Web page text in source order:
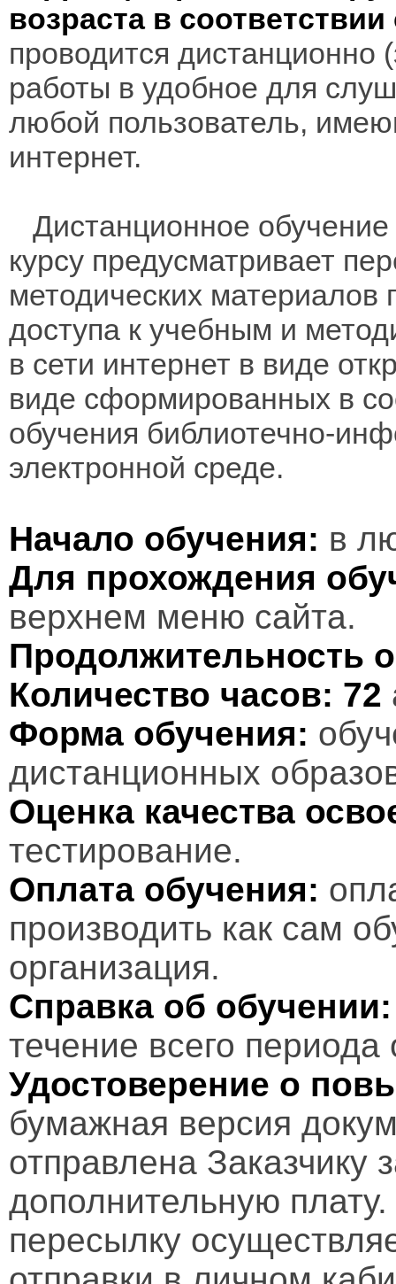
возраста в
проводится дистанционно
работы в удобное для
любой пользователь,
интернет.
Дистанционное
курсу предусматривает
методических материалов
доступа к учебным и
в сети интернет в виде
виде сформированных в
обучения библиотечно-
электронной среде.
Начало обучения: в
Для прохождения
верхнем меню сайта.
Продолжительность
Количество часов: 72
Форма обучения:
дистанционных
Оценка качества
тестирование.
Оплата обучения:
производить как сам
организация.
Справка об обучении:
течение всего периода
Удостоверение о
бумажная версия
отправлена Заказчику
дополнительную
пересылку